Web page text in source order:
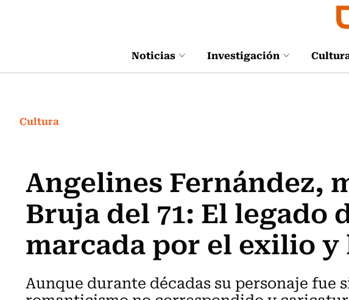
Noticias Investigación
Cultura
Angelines Fernández,
Bruja del 71: El legado
marcada por el exilio y
Aunque durante décadas su personaje fue